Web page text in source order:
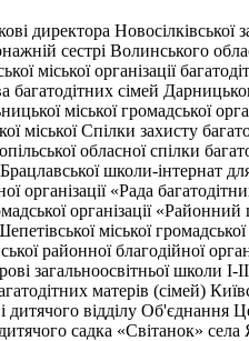
директора
сестрі Волинського
міської організації
багатодітних сімей
міської громадської
міської Спілки захисту
обласної спілки
школи-інтернат
«Рада
організації
міської
районної благодійної
загальноосвітньої школи I-
матерів (сімей)
відділу Об'єднання
садка «Світанок»